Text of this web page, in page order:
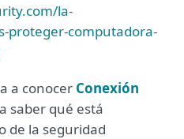
la-
proteger-computadora-
a conocer Conexión
saber qué está
de la seguridad